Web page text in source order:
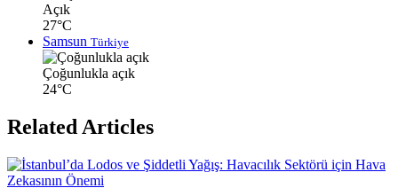
Açık
27°C
Samsun Türkiye
Çoğunlukla açık
24°C
Related Articles